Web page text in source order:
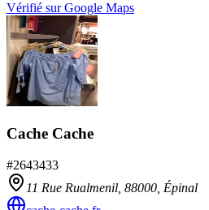
Vérifié sur Google Maps
Cache Cache
#2643433
11 Rue Rualmenil, 88000 Épinal